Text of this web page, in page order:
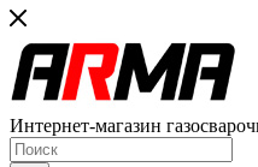
Интернет-магазин